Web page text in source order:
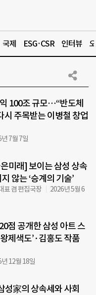
국제 ESG·CSR 인터뷰
100조 규모…“반도체
시 주목받는 이병철 창업
7월 7일
미래] 보이는 삼성 상속
않는 ‘승계의 기술’
표 겸 편집국장
2026년 5월 6
점 공개한 삼성 아트 스
제색도’·김홍도 작품
12월 18일
성家의 상속세와 사회